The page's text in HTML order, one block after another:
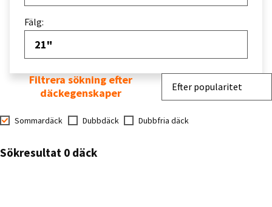
Fälg:
21"
Sommardäck Dubbdäck Dubbfria däck
Sortera efter
Efter popularitet
Sökresultat 0 däck
Filtrera sökning efter
däckegenskaper